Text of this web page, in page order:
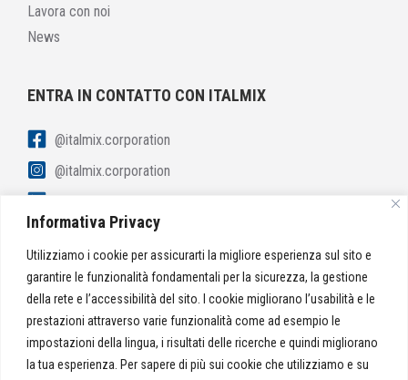
Informativa Privacy
Utilizziamo i cookie per assicurarti la migliore esperienza sul sito e
garantire le funzionalità fondamentali per la sicurezza, la gestione
della rete e l’accessibilità del sito. I cookie migliorano l’usabilità e le
prestazioni attraverso varie funzionalità come ad esempio le
impostazioni della lingua, i risultati delle ricerche e quindi migliorano
la tua esperienza. Per sapere di più sui cookie che utilizziamo e su
Lavora con noi
News
ENTRA IN CONTATTO CON ITALMIX
@italmix.corporation
@italmix.corporation
youtube.com/italmix-corporation
CONTATTACI